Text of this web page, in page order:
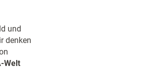
und
denken
Welt